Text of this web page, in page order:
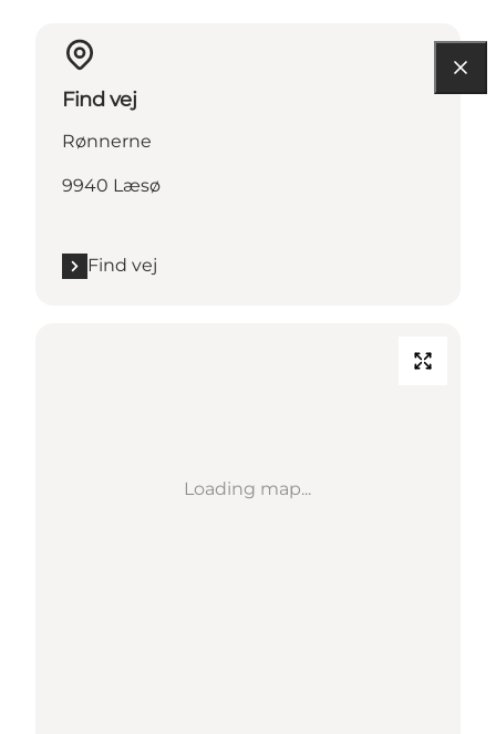
Find vej
Rønnerne
9940 Læsø
Find vej
Loading map...